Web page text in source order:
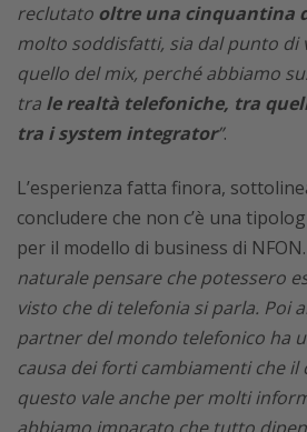
reclutato oltre una cinquantina
molto soddisfatti, sia dal punto di
quello del mix, perché abbiamo
tra le realtà telefoniche, tra
tra i system integrator”.
L’esperienza fatta finora,
concludere che non c’è una
per il modello di business di NFON.
naturale pensare che potessero
visto che di telefonia si parla. Poi
partner del mondo telefonico ha
causa dei forti cambiamenti che il
questo vale anche per molti